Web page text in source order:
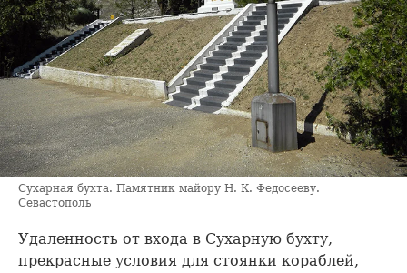
Сухарная бухта. Памятник майору Н. К. Федосееву.
Севастополь
Удаленность от входа в Сухарную бухту,
прекрасные условия для стоянки кораблей,